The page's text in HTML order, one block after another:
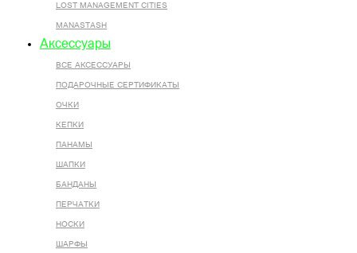
LOST MANAGEMENT CITIES
MANASTASH
Аксессуары
ВСЕ AКСЕССУАРЫ
ПОДАРОЧНЫЕ СЕРТИФИКАТЫ
ОЧКИ
КЕПКИ
ПАНАМЫ
ШАПКИ
БАНДАНЫ
ПЕРЧАТКИ
НОСКИ
ШАРФЫ